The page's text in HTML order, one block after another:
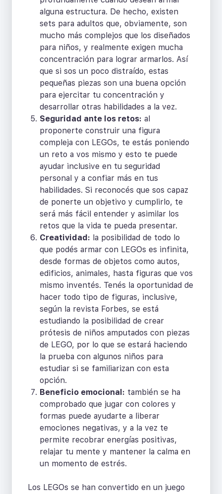
alguna estructura. De hecho, existen
sets para adultos que, obviamente, son
mucho más complejos que los diseñados
para niños, y realmente exigen mucha
concentración para lograr armarlos. Así
que si sos un poco distraído, estas
pequeñas piezas son una buena opción
para ejercitar tu concentración y
desarrollar otras habilidades a la vez.
Seguridad ante los retos: al
proponerte construir una figura
compleja con LEGOs, te estás poniendo
un reto a vos mismo y esto te puede
ayudar inclusive en tu seguridad
personal y a confiar más en tus
habilidades. Si reconocés que sos capaz
de ponerte un objetivo y cumplirlo, te
será más fácil entender y asimilar los
retos que la vida te pueda presentar.
Creatividad: la posibilidad de todo lo
que podés armar con LEGOs es infinita,
desde formas de objetos como autos,
edificios, animales, hasta figuras que vos
mismo inventés. Tenés la oportunidad de
hacer todo tipo de figuras, inclusive,
según la revista Forbes, se está
estudiando la posibilidad de crear
prótesis de niños amputados con piezas
de LEGO, por lo que se estará haciendo
la prueba con algunos niños para
estudiar si se familiarizan con esta
opción.
Beneficio emocional: también se ha
comprobado que jugar con colores y
formas puede ayudarte a liberar
emociones negativas, y a la vez te
permite recobrar energías positivas,
relajar tu mente y mantener la calma en
un momento de estrés.
Los LEGOs se han convertido en un juego